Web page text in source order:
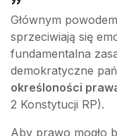
Głównym
sprzeciwiają się
fundamentalna
demokratyczne
określoności
2 Konstytucji RP).
Aby prawo mogło